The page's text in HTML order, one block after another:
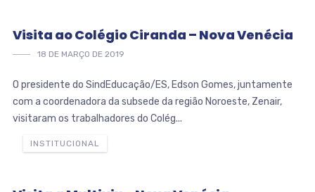
Visita ao Colégio Ciranda – Nova Venécia
18 DE MARÇO DE 2019
O presidente do SindEducação/ES, Edson Gomes, juntamente
com a coordenadora da subsede da região Noroeste, Zenair,
visitaram os trabalhadores do Colég...
INSTITUCIONAL